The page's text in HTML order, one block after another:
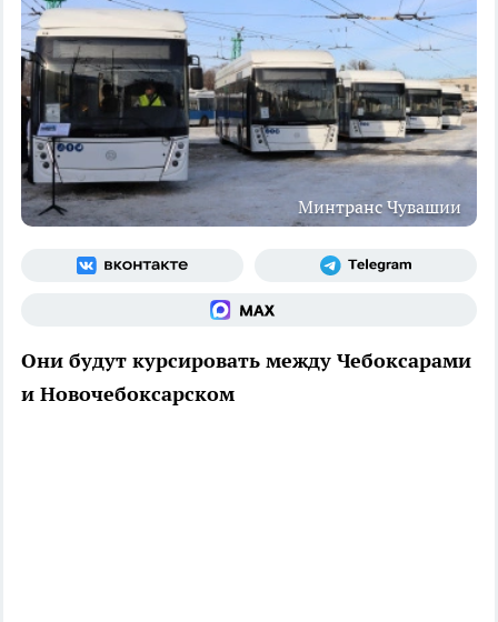
Минтранс Чувашии
Они будут курсировать между Чебоксарами
и Новочебоксарском